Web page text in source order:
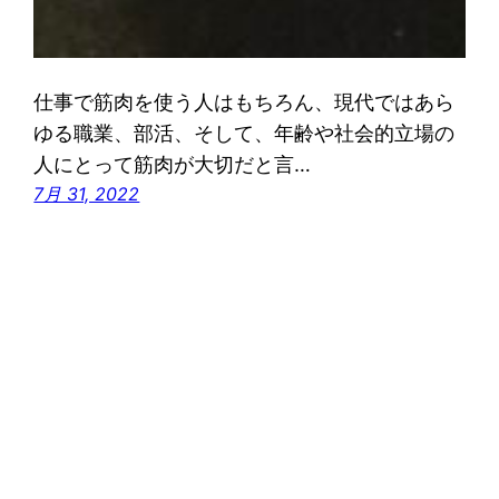
仕事で筋肉を使う人はもちろん、現代ではあら
ゆる職業、部活、そして、年齢や社会的立場の
人にとって筋肉が大切だと言…
7月 31, 2022